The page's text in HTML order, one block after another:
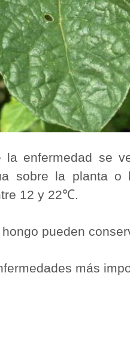
la enfermedad se
sobre la planta o
12 y 22℃.
pueden
más